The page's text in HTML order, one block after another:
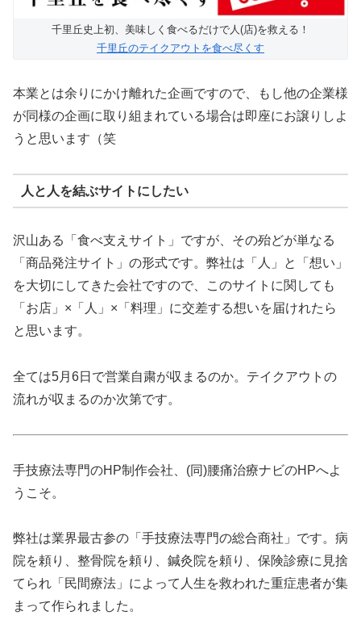
千里丘史上初、美味しく食べるだけで人(店)を救える！
千里丘のテイクアウトを食べ尽くす
本業とは余りにかけ離れた企画ですので、もし他の企業様
が同様の企画に取り組まれている場合は即座にお譲りしよ
うと思います（笑
人と人を結ぶサイトにしたい
沢山ある「食べ支えサイト」ですが、その殆どが単なる
「商品発注サイト」の形式です。弊社は「人」と「想い」
を大切にしてきた会社ですので、このサイトに関しても
「お店」×「人」×「料理」に交差する想いを届けれたら
と思います。
全ては5月6日で営業自粛が収まるのか。テイクアウトの
流れが収まるのか次第です。
手技療法専門のHP制作会社、(同)腰痛治療ナビのHPへよ
うこそ。
弊社は業界最古参の「手技療法専門の総合商社」です。病
院を頼り、整骨院を頼り、鍼灸院を頼り、保険診療に見捨
てられ「民間療法」によって人生を救われた重症患者が集
まって作られました。